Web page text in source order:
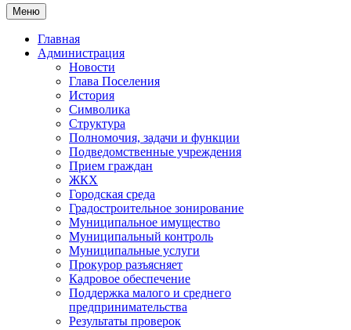
Меню
Главная
Администрация
Новости
Глава Поселения
История
Символика
Структура
Полномочия, задачи и функции
Подведомственные учреждения
Прием граждан
ЖКХ
Городская среда
Градостроительное зонирование
Муниципальное имущество
Муниципальный контроль
Муниципальные услуги
Прокурор разъясняет
Кадровое обеспечение
Поддержка малого и среднего
предпринимательства
Результаты проверок